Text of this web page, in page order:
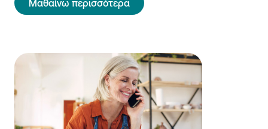
Μαθαίνω περισσότερα